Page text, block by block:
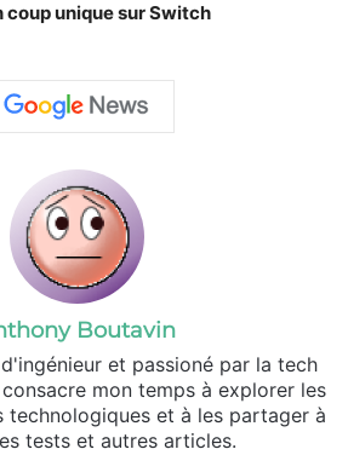
coup unique sur Switch
Boutavin
et passioné par la tech
mon temps à explorer les
technologiques et à les partager à
tests et autres articles.